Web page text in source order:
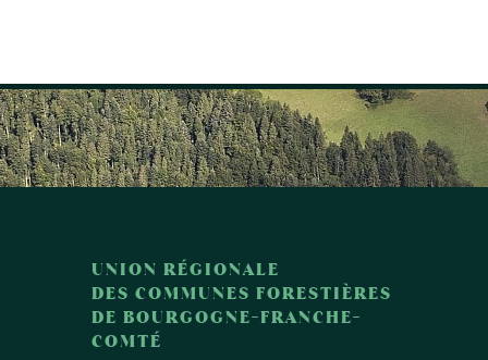
UNION RÉGIONALE
DES COMMUNES FORESTIÈRES
DE BOURGOGNE-FRANCHE-
COMTÉ